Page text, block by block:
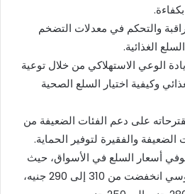
والتحكم في معدلات التضخم
الغذائية.
الوعي الاستهلاكي من خلال توعية
وكيفية اختيار السلع الصحية
على دعم الفئات الضعيفة من
والفقيرة لتوفير الحماية.
أسعار السلع في الأسواق، حيث
أكد أن السمنة البلدي الجاموسي انخفضت من 310 إلى 290 جنيه،